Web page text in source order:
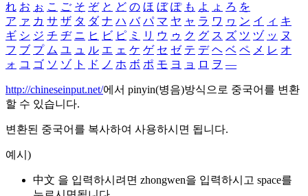
れ お ぉ こ ご そ ぞ と ど の ほ ぼ ぽ も よ ょ ろ を
ア ァ カ サ ザ タ ダ ナ ハ バ パ マ ヤ ャ ラ ワ ヮ ン イ ィ キ
ギ シ ジ チ ヂ ニ ヒ ビ ピ ミ リ ウ ゥ ク グ ス ズ ツ ヅ ッ ヌ
フ ブ プ ム ユ ュ ル エ ェ ケ ゲ セ ゼ テ デ ヘ ベ ペ メ レ オ
ォ コ ゴ ソ ゾ ト ド ノ ホ ボ ポ モ ヨ ョ ロ ヲ ―
http://chineseinput.net/에서 pinyin(병음)방식으로 중국어를 변환
할 수 있습니다.
변환된 중국어를 복사하여 사용하시면 됩니다.
예시)
中文 을 입력하시려면 zhongwen을 입력하시고 space를